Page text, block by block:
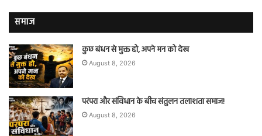
समाज
कुछ बंधन से मुक्त हो, अपने मन को देख
August 8, 2026
परंपरा और संविधान के बीच संतुलन तलाशता समाज!
August 8, 2026